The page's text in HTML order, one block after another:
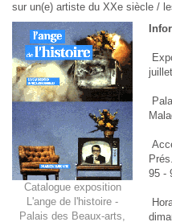
sur un(e) artiste du XXe siècle /
Catalogue exposition
L'ange de l'histoire -
Palais des Beaux-arts,
95 -